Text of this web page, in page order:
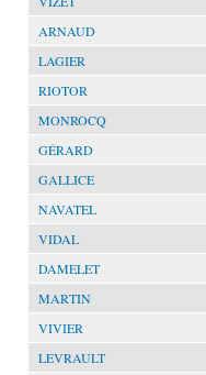
ARNAUD
LAGIER
RIOTOR
MONROCQ
GÉRARD
GALLICE
NAVATEL
VIDAL
DAMELET
MARTIN
VIVIER
LEVRAULT